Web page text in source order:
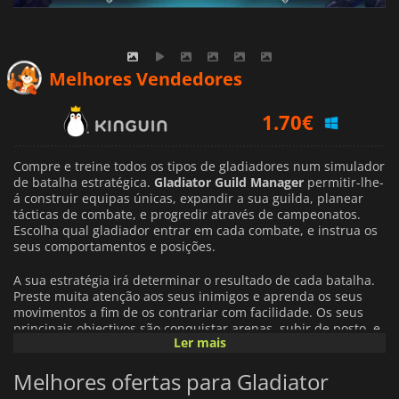
Melhores Vendedores
1.80€
6.62€
Compre e treine todos os tipos de gladiadores num simulador
de batalha estratégica. Gladiator Guild Manager permitir-lhe-
á construir equipas únicas, expandir a sua guilda, planear
tácticas de combate, e progredir através de campeonatos.
Escolha qual gladiador entrar em cada combate, e instrua os
seus comportamentos e posições.
A sua estratégia irá determinar o resultado de cada batalha.
Preste muita atenção aos seus inimigos e aprenda os seus
movimentos a fim de os contrariar com facilidade. Os seus
principais objectivos são conquistar arenas, subir de posto, e
ganhar campeonatos mensais. O jogo permite-lhe formar
as fileiras do seu grémio e contrate vários tipos de
gladiadores, desde magos, batidas, rangers, guerreiros, e
Ler mais
Melhores ofertas para Gladiator